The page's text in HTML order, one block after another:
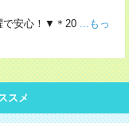
で安心！▼＊20 ...もっ
スメ